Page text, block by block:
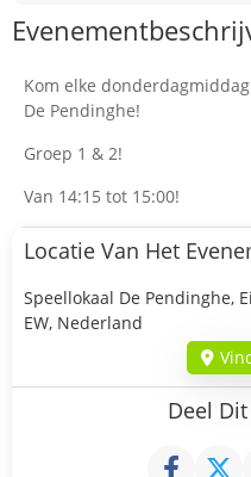
Kom elke
De Pendinghe!
Groep 1 & 2!
Van 14:15 tot 15:00!
Locatie Van Het
Speellokaal De Pendinghe,
EW, Nederland
Deel